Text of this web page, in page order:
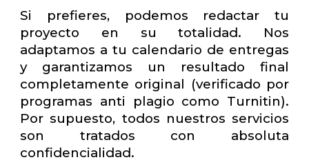
Si prefieres, podemos redactar tu
proyecto en su totalidad. Nos
adaptamos a tu calendario de entregas
y garantizamos un resultado final
completamente original (verificado por
programas anti plagio como Turnitin).
Por supuesto, todos nuestros servicios
son tratados con absoluta
confidencialidad.